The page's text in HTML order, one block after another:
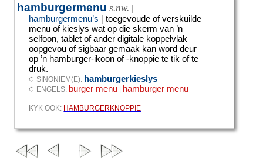
hamburgermenu s.nw. |
hamburgermenu’s | toegevoude of verskuilde
menu of kieslys wat op die skerm van ’n
selfoon, tablet of ander digitale koppelvlak
oopgevou of sigbaar gemaak kan word deur
op ’n hamburger-ikoon of -knoppie te tik of te
druk.
◌SINONIEM(E): hamburgerkieslys
◌ ENGELS: burger menu | hamburger menu
KYK OOK: HAMBURGERKNOPPIE